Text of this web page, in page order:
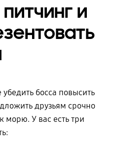
и
босса повысить
друзьям срочно
морю. У вас есть три